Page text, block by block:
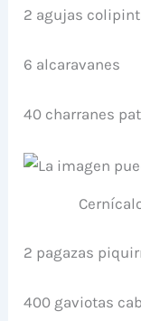
2 agujas
6 alcaravanes
40 charranes
2 pagazas
400 gaviotas